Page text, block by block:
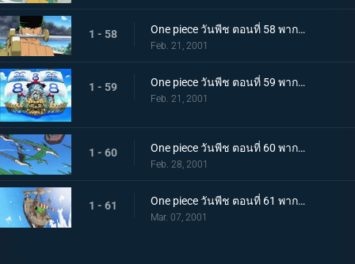
1 - 58 One piece วันพีช ตอนที่ 58 พากย์ไทย การดวลในเมืองร้าง! โซโล ปะทะ เอริก
Feb. 21, 2001
1 - 59 One piece วันพีช ตอนที่ 59 พากย์ไทย ลูฟี่โดนล้อมหมดทางหนี! แผนลับของผู้พันเนลสัน
Feb. 21, 2001
1 - 60 One piece วันพีช ตอนที่ 60 พากย์ไทย ระบำบนฟากฟ้า! ตำนานพันปีหวนคืน!
Feb. 28, 2001
1 - 61 One piece วันพีช ตอนที่ 61 พากย์ไทย ข้อยุติแห่งความโกรธ! มุ่งหน้าฝ่าฟันข้ามแกรนด์ไลน์
Mar. 07, 2001